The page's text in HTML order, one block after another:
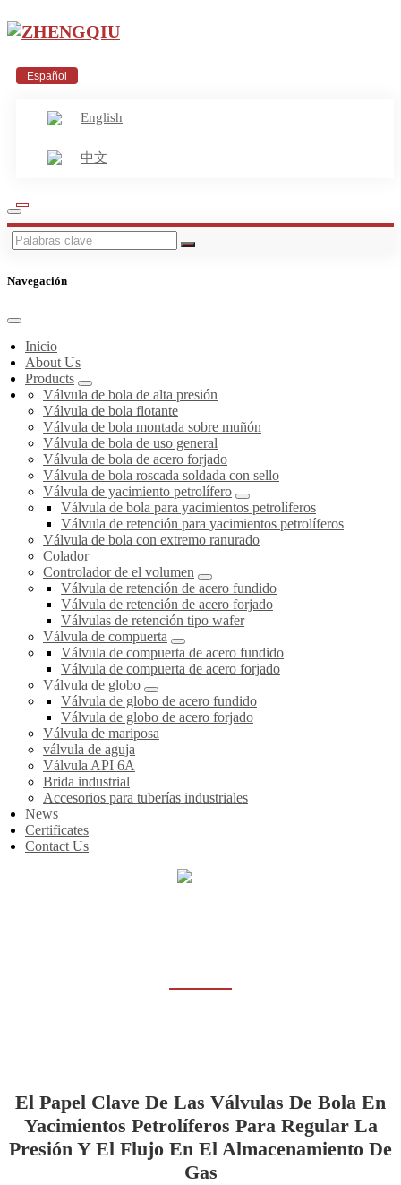
Español
English
中文
Navegación
Inicio
About Us
Products
Válvula de bola de alta presión
Válvula de bola flotante
Válvula de bola montada sobre muñón
Válvula de bola de uso general
Válvula de bola de acero forjado
Válvula de bola roscada soldada con sello
Válvula de yacimiento petrolífero
Válvula de bola para yacimientos petrolíferos
Válvula de retención para yacimientos petrolíferos
Válvula de bola con extremo ranurado
Colador
Controlador de el volumen
Válvula de retención de acero fundido
Válvula de retención de acero forjado
Válvulas de retención tipo wafer
Válvula de compuerta
Válvula de compuerta de acero fundido
Válvula de compuerta de acero forjado
Válvula de globo
Válvula de globo de acero fundido
Válvula de globo de acero forjado
Válvula de mariposa
válvula de aguja
Válvula API 6A
Brida industrial
Accesorios para tuberías industriales
News
Certificates
Contact Us
El Papel Clave De Las Válvulas De Bola En
Yacimientos Petrolíferos Para Regular La
Presión Y El Flujo En El Almacenamiento De
Gas